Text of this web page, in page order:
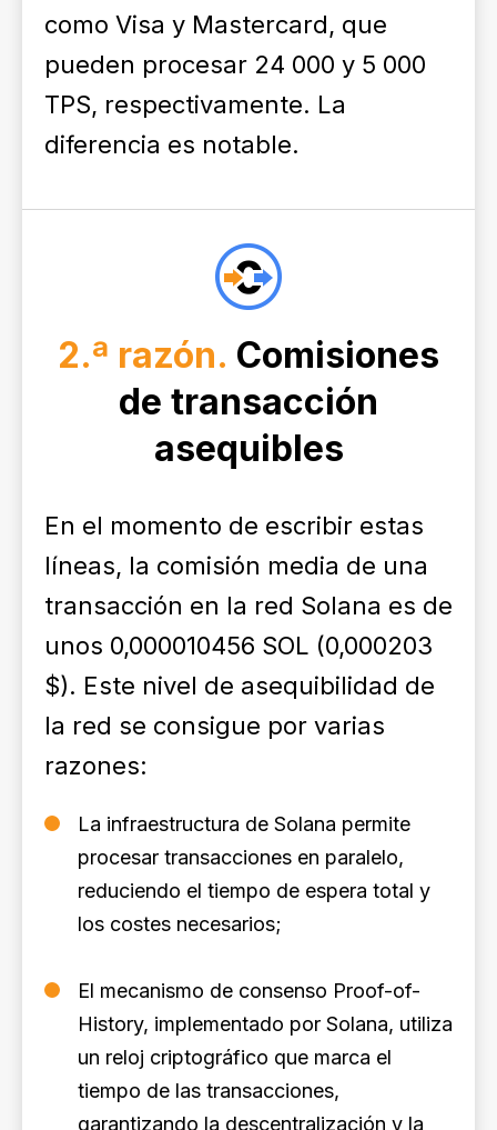
como Visa y Mastercard, que
pueden procesar 24 000 y 5 000
TPS, respectivamente. La
diferencia es notable.
2.ª razón. Comisiones
de transacción
asequibles
En el momento de escribir estas
líneas, la comisión media de una
transacción en la red Solana es de
unos 0,000010456 SOL (0,000203
$). Este nivel de asequibilidad de
la red se consigue por varias
razones:
La infraestructura de Solana permite
procesar transacciones en paralelo,
reduciendo el tiempo de espera total y
los costes necesarios;
El mecanismo de consenso Proof-of-
History, implementado por Solana, utiliza
un reloj criptográfico que marca el
tiempo de las transacciones,
garantizando la descentralización y la